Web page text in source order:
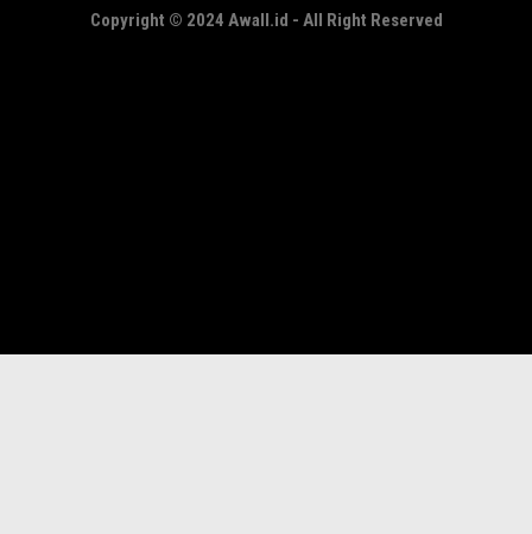
Copyright © 2024 Awall.id - All Right Reserved